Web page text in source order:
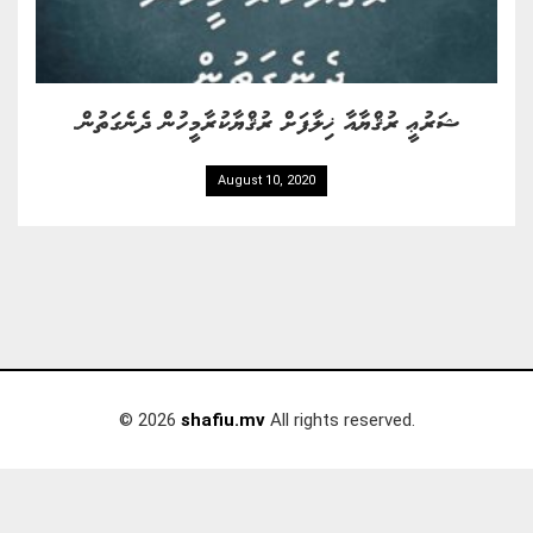
ޝަރުޢީ ރުޤްޔާއާ ޚިލާފަށް ރުޤްޔާކުރާމީހުން ދެނެގަތުން.
August 10, 2020
© 2026 shafiu.mvAll rights reserved.